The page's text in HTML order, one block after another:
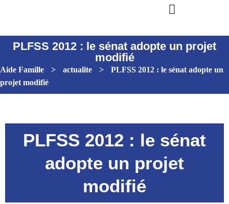
PLFSS 2012 : le sénat adopte un projet
modifié
Aide Famille > actualite >
PLFSS 2012 : le sénat adopte un
projet modifié
PLFSS 2012 : le sénat
adopte un projet
modifié